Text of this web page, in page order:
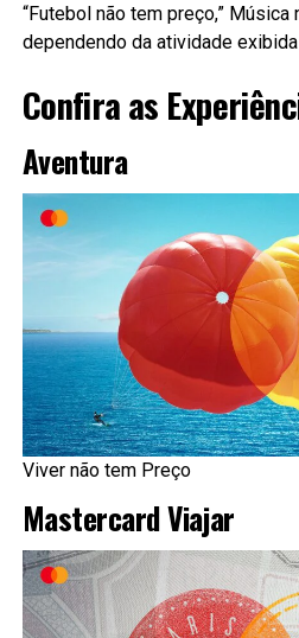
“Futebol não tem preço,” Música
dependendo da atividade exibida
Confira as
Aventura
Viver não tem Preço
Mastercard Viajar